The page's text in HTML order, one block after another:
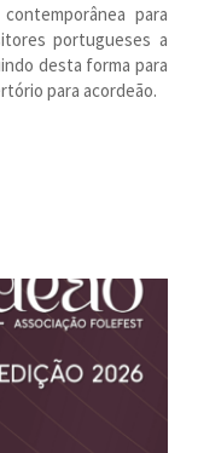
para
portugueses a
desta forma para
para acordeão.